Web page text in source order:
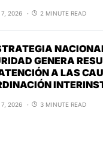
7, 2026 2 MINUTE READ
GENERA
A LAS
7, 2026 3 MINUTE READ